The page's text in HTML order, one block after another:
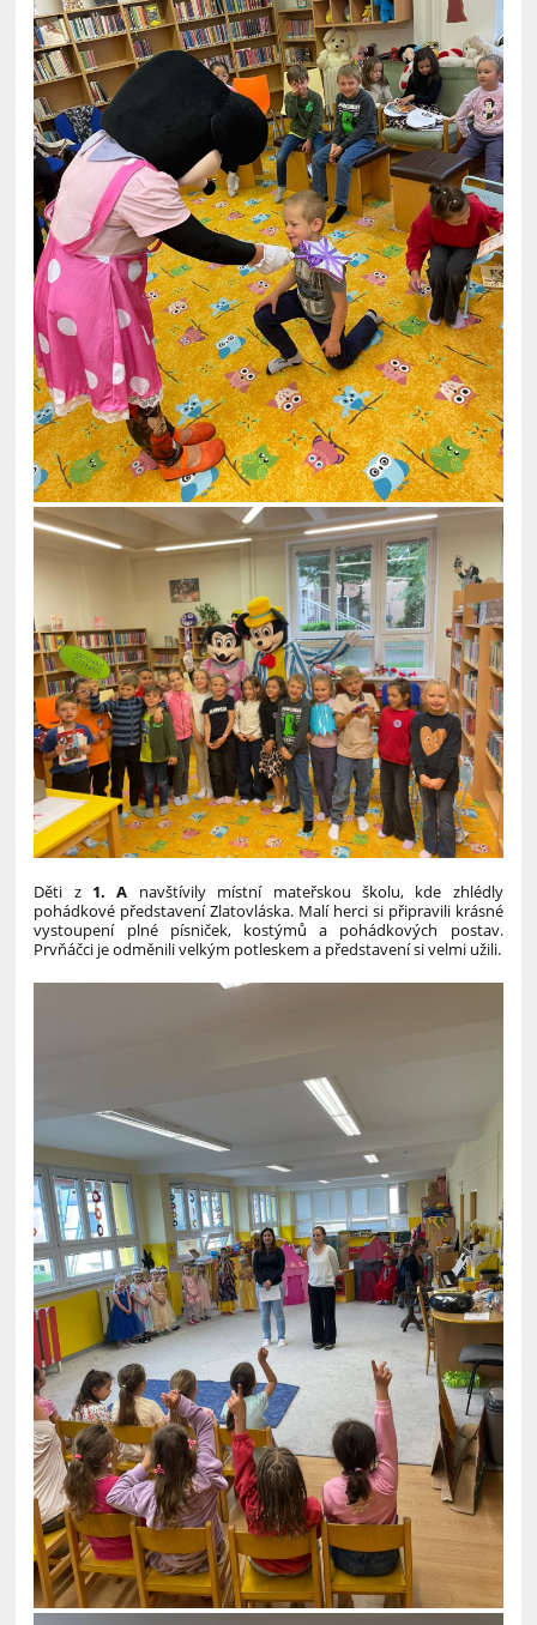
Děti z 1. A navštívily místní mateřskou školu, kde zhlédly
pohádkové představení Zlatovláska. Malí herci si připravili krásné
vystoupení plné písniček, kostýmů a pohádkových postav.
Prvňáčci je odměnili velkým potleskem a představení si velmi užili.